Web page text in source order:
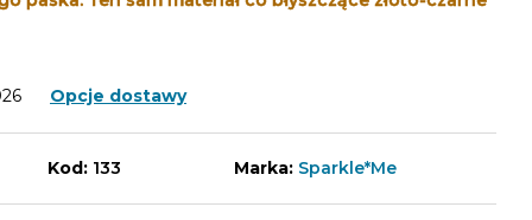
Opcje dostawy
Kod: 133 Marka: Sparkle*Me